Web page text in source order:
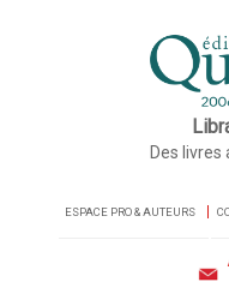
Des
ESPACE PRO & AUTEURS